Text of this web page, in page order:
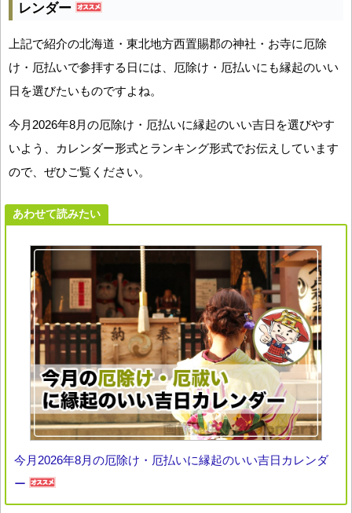
レンダー
上記で紹介の北海道・東北地方西置賜郡の神社・お寺に厄除
け・厄払いで参拝する日には、厄除け・厄払いにも縁起のいい
日を選びたいものですよね。
今月2026年8月の厄除け・厄払いに縁起のいい吉日を選びやす
いよう、カレンダー形式とランキング形式でお伝えしています
ので、ぜひご覧ください。
あわせて読みたい
今月2026年8月の厄除け・厄払いに縁起のいい吉日カレンダ
ー